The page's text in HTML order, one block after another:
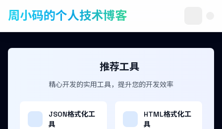
周小码的个人技术博客
推荐工具
精心开发的实用工具，提升您的开发效率
JSON格式化工
具
HTML格式化工
具